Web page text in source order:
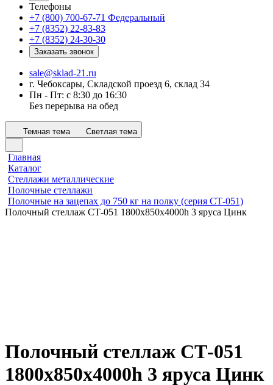
Телефоны
+7 (800) 700-67-71 Федеральный
+7 (8352) 22-83-83
+7 (8352) 24-30-30
Заказать звонок
sale@sklad-21.ru
г. Чебоксары, Складской проезд 6, склад 34
Пн - Пт: с 8:30 до 16:30
Без перерыва на обед
Темная тема Светлая тема
Главная
Каталог
Стеллажи металлические
Полочные стеллажи
Полочные на зацепах до 750 кг на полку (серия СТ-051)
Полочный стеллаж СТ-051 1800x850x4000h 3 яруса Цинк
Полочный стеллаж СТ-051
1800x850x4000h 3 яруса Цинк